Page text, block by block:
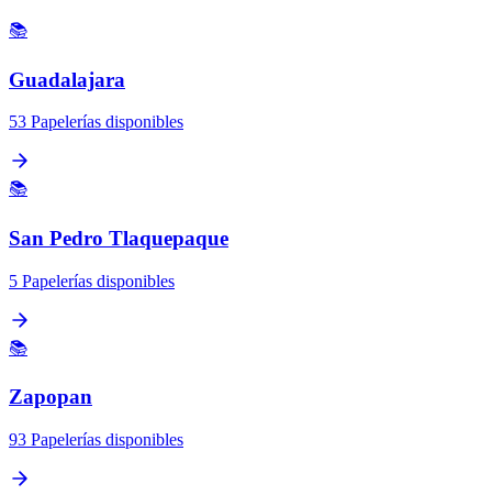
📚
Guadalajara
53 Papelerías disponibles
📚
San Pedro Tlaquepaque
5 Papelerías disponibles
📚
Zapopan
93 Papelerías disponibles